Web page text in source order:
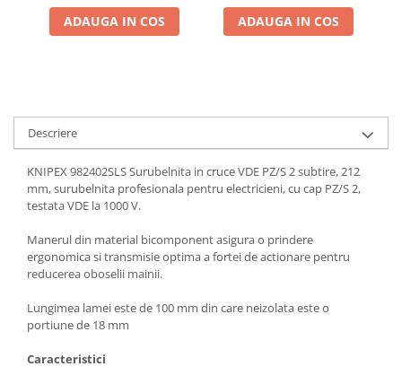
ADAUGA IN COS ADAUGA IN COS
Descriere
KNIPEX 982402SLS Surubelnita in cruce VDE PZ/S 2 subtire, 212
mm, surubelnita profesionala pentru electricieni, cu cap PZ/S 2,
testata VDE la 1000 V.
Manerul din material bicomponent asigura o prindere
ergonomica si transmisie optima a fortei de actionare pentru
reducerea oboselii mainii.
Lungimea lamei este de 100 mm din care neizolata este o
portiune de 18 mm
Caracteristici